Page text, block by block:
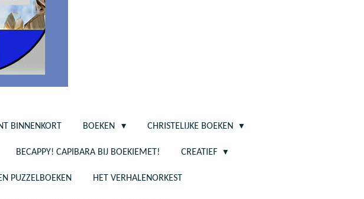
BINNENKORT BOEKEN CHRISTELIJKE BOEKEN
BECAPPY! CAPIBARA BIJ BOEKIEMET! CREATIEF
PUZZELBOEKEN HET VERHALENORKEST